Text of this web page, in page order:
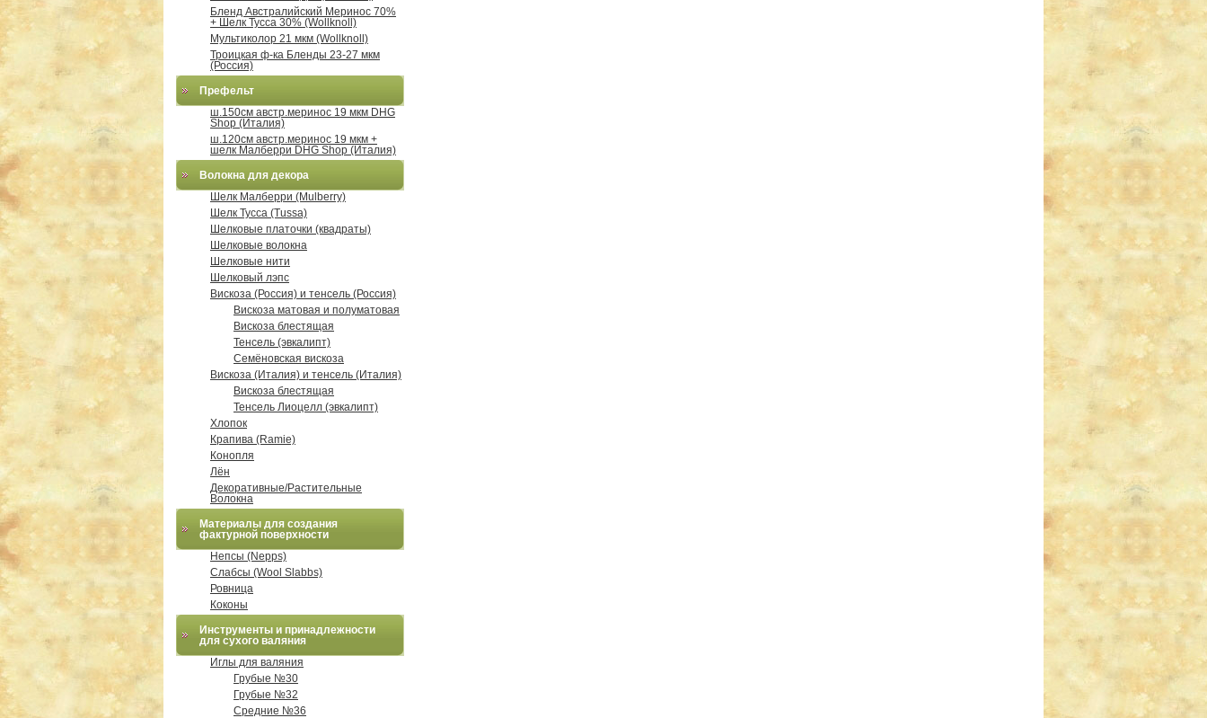
Бленд Австралийский Меринос 70%
+ Шелк Тусса 30% (Wollknoll)
Мультиколор 21 мкм (Wollknoll)
Троицкая ф-ка Бленды 23-27 мкм
(Россия)
Префельт
ш.150см австр.меринос 19 мкм DHG
Shop (Италия)
ш.120см австр.меринос 19 мкм +
шелк Малберри DHG Shop (Италия)
Волокна для декора
Шелк Малберри (Mulberry)
Шелк Тусса (Tussa)
Шелковые платочки (квадраты)
Шелковые волокна
Шелковые нити
Шелковый лэпс
Вискоза (Россия) и тенсель (Россия)
Вискоза матовая и полуматовая
Вискоза блестящая
Тенсель (эвкалипт)
Семёновская вискоза
Вискоза (Италия) и тенсель (Италия)
Вискоза блестящая
Тенсель Лиоцелл (эвкалипт)
Хлопок
Крапива (Ramie)
Конопля
Лён
Декоративные/Растительные
Волокна
Материалы для создания
фактурной поверхности
Непсы (Nepps)
Слабсы (Wool Slabbs)
Ровница
Коконы
Инструменты и принадлежности
для сухого валяния
Иглы для валяния
Грубые №30
Грубые №32
Средние №36